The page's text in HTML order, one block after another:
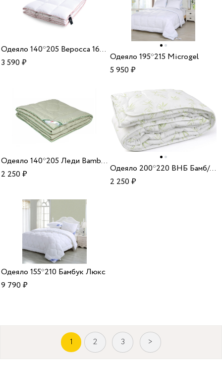
Одеяло 140*205 Веросса 165169 сатин бамбук
3 590₽
Одеяло 195*215 Microgel
5 950₽
Одеяло 140*205 Леди Bamboo сатин/бамбук
2 250₽
Одеяло 200*220 ВНБ Бамб/ХБ 150 33
2 250₽
Одеяло 155*210 Бамбук Люкс
9 790₽
1 2 3 >